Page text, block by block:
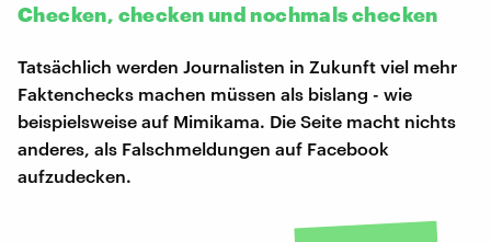
Checken, checken und nochmals checken
Tatsächlich werden Journalisten in Zukunft viel mehr
Faktenchecks machen müssen als bislang - wie
beispielsweise auf Mimikama. Die Seite macht nichts
anderes, als Falschmeldungen auf Facebook
aufzudecken.